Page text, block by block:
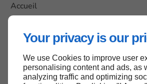
Your privacy is our
We use Cookies to improve user
personalising content and ads, as
analyzing traffic and optimizing
Accueil
Mentions légales
Plan du site